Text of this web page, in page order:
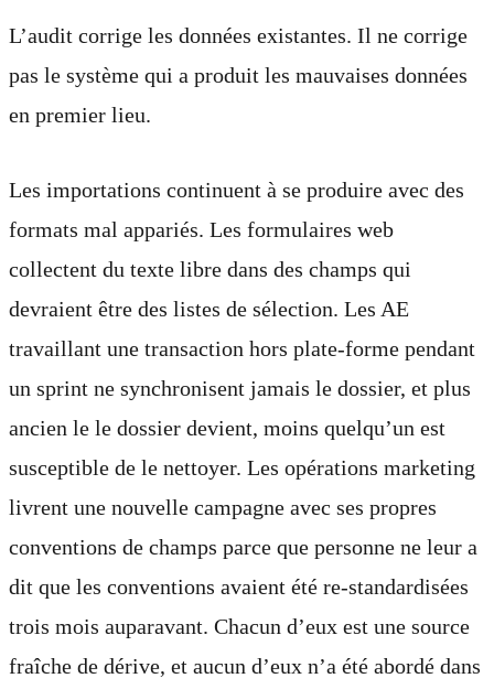
L’audit corrige les données existantes. Il ne corrige
pas le système qui a produit les mauvaises données
en premier lieu.
Les importations continuent à se produire avec des
formats mal appariés. Les formulaires web
collectent du texte libre dans des champs qui
devraient être des listes de sélection. Les AE
travaillant une transaction hors plate-forme pendant
un sprint ne synchronisent jamais le dossier, et plus
ancien le le dossier devient, moins quelqu’un est
susceptible de le nettoyer. Les opérations marketing
livrent une nouvelle campagne avec ses propres
conventions de champs parce que personne ne leur a
dit que les conventions avaient été re-standardisées
trois mois auparavant. Chacun d’eux est une source
fraîche de dérive, et aucun d’eux n’a été abordé dans